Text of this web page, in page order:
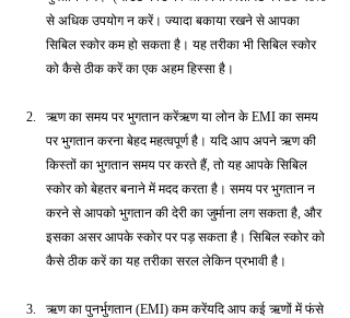
से अधिक उपयोग न करें। ज्यादा बकाया रखने से आपका
सिबिल स्कोर कम हो सकता है। यह तरीका भी सिबिल स्कोर
को कैसे ठीक करें का एक अहम हिस्सा है।
ऋण का समय पर भुगतान करेंऋण या लोन के EMI का समय
पर भुगतान करना बेहद महत्वपूर्ण है। यदि आप अपने ऋण की
किस्तों का भुगतान समय पर करते हैं, तो यह आपके सिबिल
स्कोर को बेहतर बनाने में मदद करता है। समय पर भुगतान न
करने से आपको भुगतान की देरी का जुर्माना लग सकता है, और
इसका असर आपके स्कोर पर पड़ सकता है। सिबिल स्कोर को
कैसे ठीक करें का यह तरीका सरल लेकिन प्रभावी है।
ऋण का पुनर्भुगतान (EMI) कम करेंयदि आप कई ऋणों में फंसे